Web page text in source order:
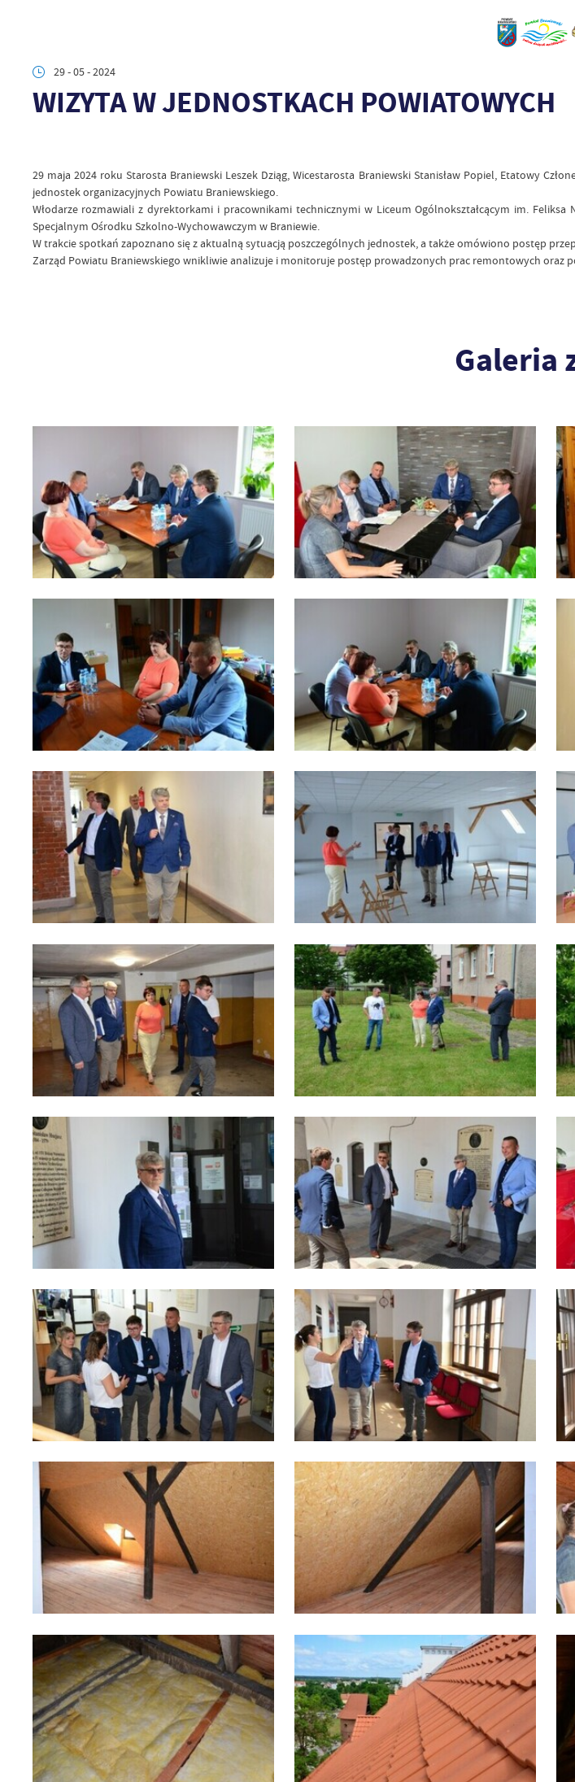
29 - 05 - 2024
WIZYTA W JEDNOSTKACH POWIATOWYCH
29 maja 2024 roku Starosta Braniewski Leszek Dziąg, Wicestarosta Braniewski Stanisław Popiel, Etatowy
jednostek organizacyjnych Powiatu Braniewskiego.
Włodarze rozmawiali z dyrektorkami i pracownikami technicznymi w Liceum Ogólnokształcącym im.
Specjalnym Ośrodku Szkolno-Wychowawczym w Braniewie.
W trakcie spotkań zapoznano się z aktualną sytuacją poszczególnych jednostek, a także omówiono postęp
Zarząd Powiatu Braniewskiego wnikliwie analizuje i monitoruje postęp prowadzonych prac remontowych oraz
Galeria